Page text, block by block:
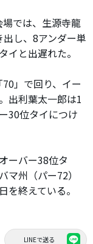
では、生源寺龍
し、8アンダー単
イと出遅れた。
」で回り、イー
出利葉太一郎は1
30位タイにつけ
ーバー38位タ
州（パー72）
終えている。
LINEで送る